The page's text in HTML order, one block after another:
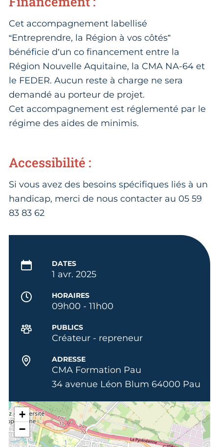
Cet accompagnement labellisé
“Entreprendre, la Région à vos côtés”
bénéficie d’un co financement entre la
Région Nouvelle Aquitaine, la CMA NA-64 et
le FEDER. Aucun reste à charge ne sera
demandé au porteur de projet.
Cet accompagnement est réglementé par le
régime des aides de minimis.
Accessibilité :
Si vous avez des besoins spécifiques liés à un
handicap, merci de nous contacter au 05 59
83 83 62
DATES
1 avr. 2025
HORAIRES
09h00 - 11h00
PUBLICS
Créateur - repreneur
ADRESSE
CMA Formation Pau
34 avenue Léon Blum 64000 Pau
+
−